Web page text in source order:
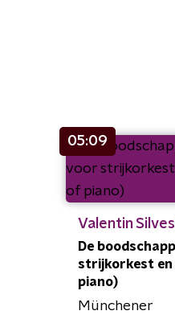
05:09
Valentin
De
strijkorkest
piano)
Münchener